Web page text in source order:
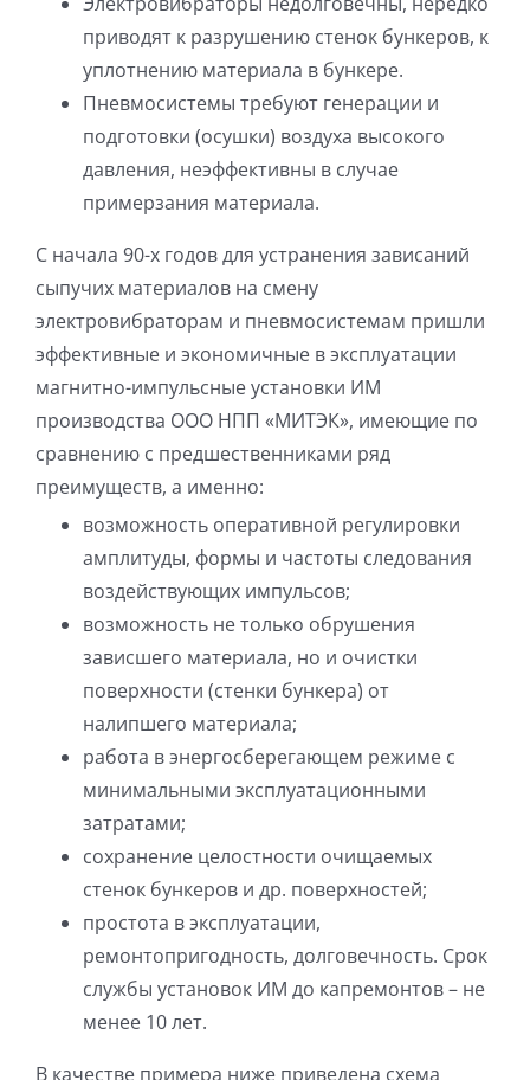
приводят к разрушению стенок бункеров, к
уплотнению материала в бункере.
Пневмосистемы требуют генерации и
подготовки (осушки) воздуха высокого
давления, неэффективны в случае
примерзания материала.
С начала 90-х годов для устранения зависаний
сыпучих материалов на смену
электровибраторам и пневмосистемам пришли
эффективные и экономичные в эксплуатации
магнитно-импульсные установки ИМ
производства ООО НПП «МИТЭК», имеющие по
сравнению с предшественниками ряд
преимуществ, а именно:
возможность оперативной регулировки
амплитуды, формы и частоты следования
воздействующих импульсов;
возможность не только обрушения
зависшего материала, но и очистки
поверхности (стенки бункера) от
налипшего материала;
работа в энергосберегающем режиме с
минимальными эксплуатационными
затратами;
сохранение целостности очищаемых
стенок бункеров и др. поверхностей;
простота в эксплуатации,
ремонтопригодность, долговечность. Срок
службы установок ИМ до капремонтов – не
менее 10 лет.
В качестве примера ниже приведена схема